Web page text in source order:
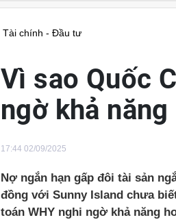
Tài chính - Đầu tư
Vì sao Quốc
ngờ khả
17:44 02/09/2025
Nợ ngắn hạn gấp đôi tài sản
đồng với Sunny Island chưa
toán WHY nghi ngờ khả năng